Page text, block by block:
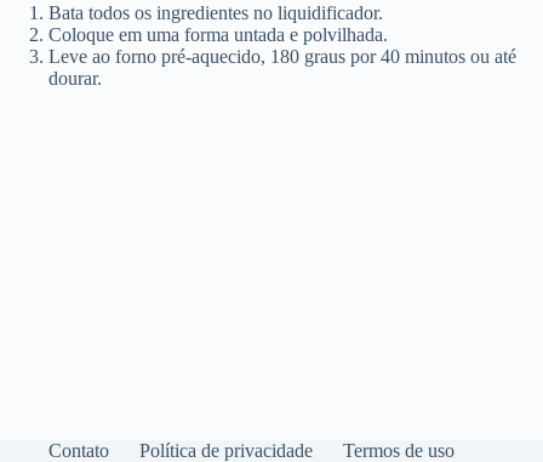
Bata todos os ingredientes no liquidificador.
Coloque em uma forma untada e polvilhada.
Leve ao forno pré-aquecido, 180 graus por 40 minutos ou até
dourar.
Contato Política de privacidade Termos de uso